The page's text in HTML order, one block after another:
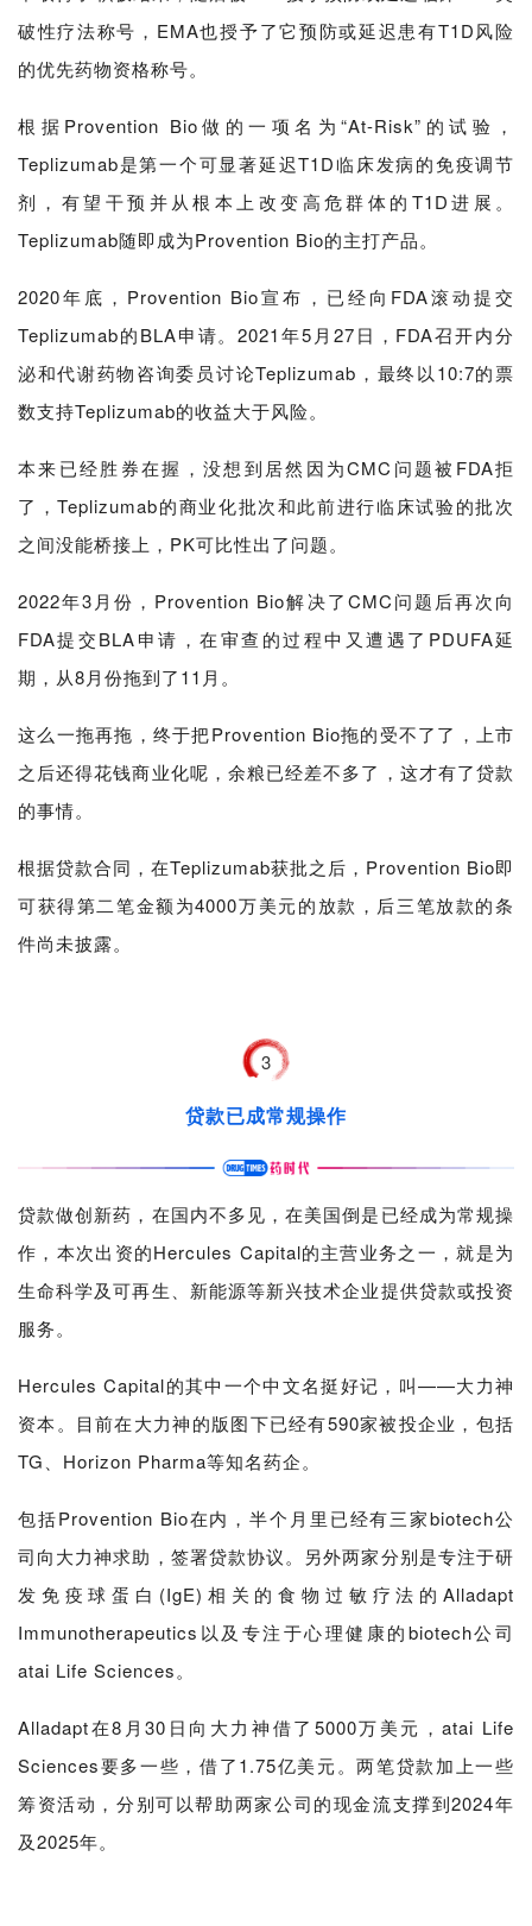
首
药
讯
视
频
专
动
B
破性疗法称号，EMA也授予了它预防或延迟患有T1D风险
的优先药物资格称号。
根据Provention Bio做的一项名为“At-Risk”的试验，
Teplizumab是第一个可显著延迟T1D临床发病的免疫调节
剂，有望干预并从根本上改变高危群体的T1D进展。
Teplizumab随即成为Provention Bio的主打产品。
2020年底，Provention Bio宣布，已经向FDA滚动提交
Teplizumab的BLA申请。2021年5月27日，FDA召开内分
泌和代谢药物咨询委员讨论Teplizumab，最终以10:7的票
数支持Teplizumab的收益大于风险。
本来已经胜券在握，没想到居然因为CMC问题被FDA拒
了，Teplizumab的商业化批次和此前进行临床试验的批次
之间没能桥接上，PK可比性出了问题。
2022年3月份，Provention Bio解决了CMC问题后再次向
FDA提交BLA申请，在审查的过程中又遭遇了PDUFA延
期，从8月份拖到了11月。
这么一拖再拖，终于把Provention Bio拖的受不了了，上市
之后还得花钱商业化呢，余粮已经差不多了，这才有了贷款
的事情。
根据贷款合同，在Teplizumab获批之后，Provention Bio即
可获得第二笔金额为4000万美元的放款，后三笔放款的条
件尚未披露。
3
贷款已成常规操作
贷款做创新药，在国内不多见，在美国倒是已经成为常规操
作，本次出资的Hercules Capital的主营业务之一，就是为
生命科学及可再生、新能源等新兴技术企业提供贷款或投资
服务。
Hercules Capital的其中一个中文名挺好记，叫——大力神
资本。目前在大力神的版图下已经有590家被投企业，包括
TG、Horizon Pharma等知名药企。
包括Provention Bio在内，半个月里已经有三家biotech公
司向大力神求助，签署贷款协议。另外两家分别是专注于研
发免疫球蛋白(IgE)相关的食物过敏疗法的Alladapt
Immunotherapeutics以及专注于心理健康的biotech公司
atai Life Sciences。
Alladapt在8月30日向大力神借了5000万美元，atai Life
Sciences要多一些，借了1.75亿美元。两笔贷款加上一些
筹资活动，分别可以帮助两家公司的现金流支撑到2024年
及2025年。